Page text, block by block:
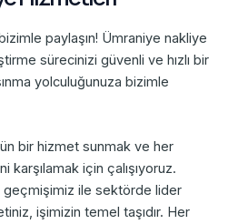
paylaşın! Ümraniye nakliye
sürecinizi güvenli ve hızlı bir
yolculuğunuza bizimle
bir hizmet sunmak ve her
karşılamak için çalışıyoruz.
geçmişimiz ile sektörde lider
işimizin temel taşıdır. Her